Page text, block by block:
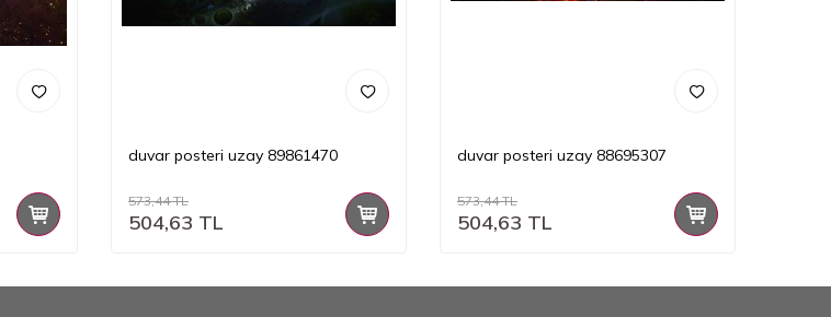
duvar posteri uzay 89861470
573,44TL
504,63 TL
duvar posteri uzay 88695307
573,44TL
504,63 TL